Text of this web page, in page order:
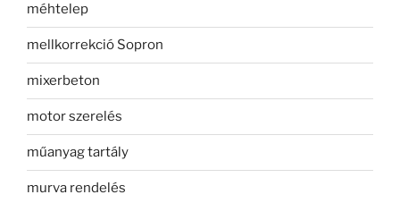
méhtelep
mellkorrekció Sopron
mixerbeton
motor szerelés
műanyag tartály
murva rendelés